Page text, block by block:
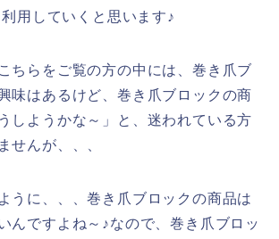
用していくと思います♪
ちらをご覧の方の中には、巻き爪ブ
味はあるけど、巻き爪ブロックの商
しようかな～」と、迷われている方
せんが、、、
うに、、、巻き爪ブロックの商品は
んですよね～♪なので、巻き爪ブロッ